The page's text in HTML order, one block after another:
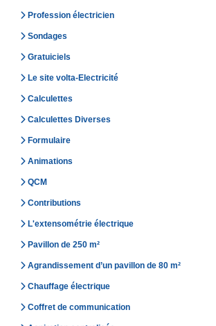
Profession électricien
Sondages
Gratuiciels
Le site volta-Electricité
Calculettes
Calculettes Diverses
Formulaire
Animations
QCM
Contributions
L'extensométrie électrique
Pavillon de 250 m²
Agrandissement d’un pavillon de 80 m²
Chauffage électrique
Coffret de communication